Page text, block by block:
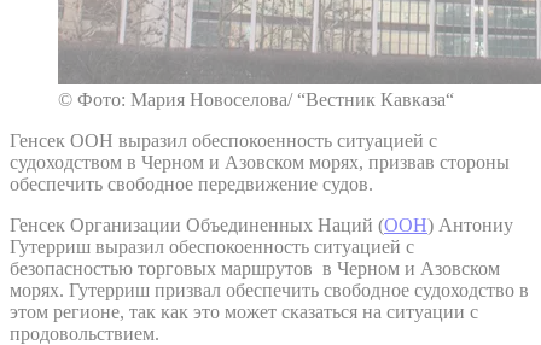
© Фото: Мария Новоселова/ “Вестник Кавказа“
Генсек ООН выразил обеспокоенность ситуацией с
судоходством в Черном и Азовском морях, призвав стороны
обеспечить свободное передвижение судов.
Генсек Организации Объединенных Наций (ООН) Антониу
Гутерриш выразил обеспокоенность ситуацией с
безопасностью торговых маршрутов в Черном и Азовском
морях. Гутерриш призвал обеспечить свободное судоходство в
этом регионе, так как это может сказаться на ситуации с
продовольствием.